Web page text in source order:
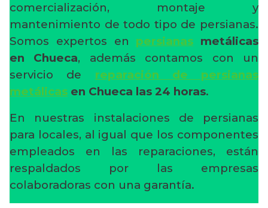
comercialización, montaje y
mantenimiento de todo tipo de persianas.
Somos expertos en persianas metálicas
en Chueca, además contamos con un
servicio de reparación de persianas
metálicas en Chueca las 24 horas.
En nuestras instalaciones de persianas
para locales, al igual que los componentes
empleados en las reparaciones, están
respaldados por las empresas
colaboradoras con una garantía.